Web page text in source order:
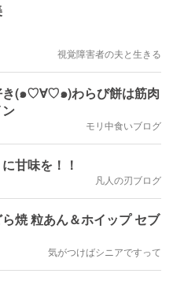
視覚障害者の夫と生きる
き(๑♡∀♡๑)わらび餅は筋肉
モリ中食いブログ
甘味を！！
凡人の刃ブログ
焼 粒あん＆ホイップ セブ
気がつけばシニアですって